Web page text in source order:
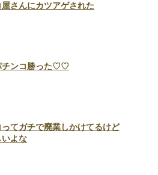
さんにカツアゲされた
チンコ勝った♡♡
てガチで廃業しかけてるけど
いよな